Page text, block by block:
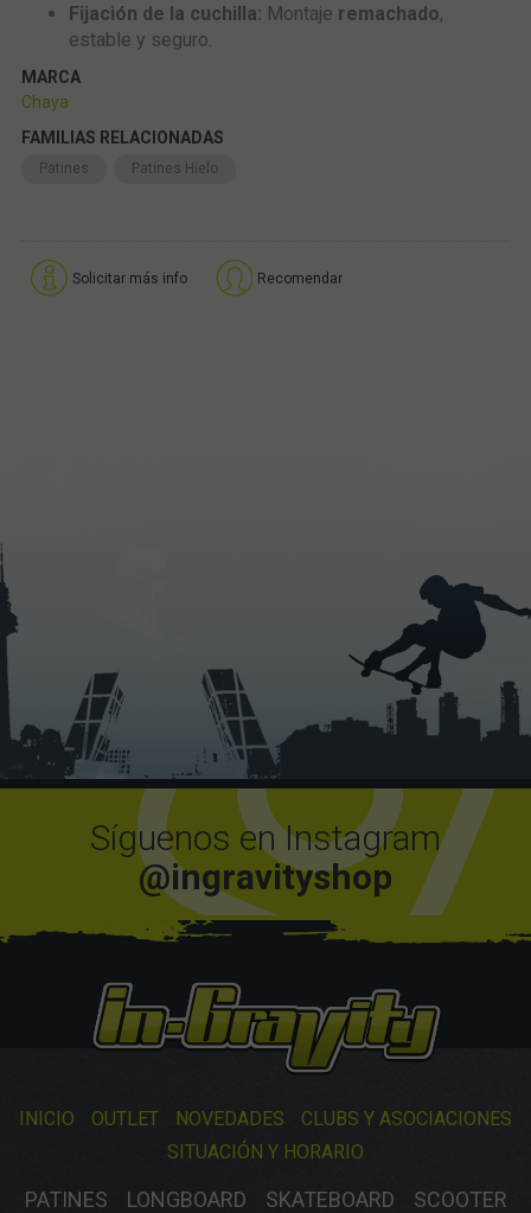
Fijación de la cuchilla: Montaje remachado,
estable y seguro.
MARCA
Chaya
FAMILIAS RELACIONADAS
Patines Patines Hielo
Solicitar más info Recomendar
Síguenos en Instagram
@ingravityshop
INICIO OUTLET NOVEDADES
CLUBS Y ASOCIACIONES
SITUACIÓN Y HORARIO
PATINES LONGBOARD SKATEBOARD
SCOOTER